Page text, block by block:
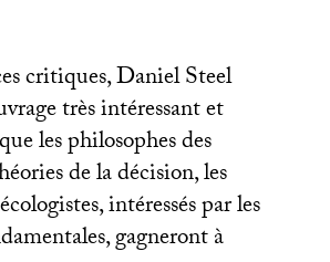
critiques, Daniel Steel
très intéressant et
les philosophes des
de la décision, les
intéressés par les
gagneront à